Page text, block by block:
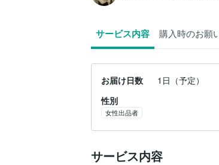
サービス内容 購入時のお願
お届け日数
1日（予定）
性別
女性出品者
サービス内容